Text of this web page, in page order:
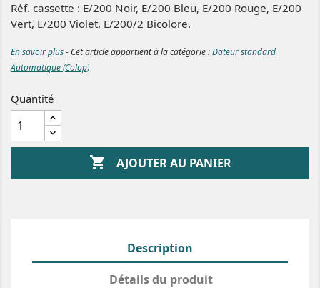
Réf. cassette : E/200 Noir, E/200 Bleu, E/200 Rouge, E/200
Vert, E/200 Violet, E/200/2 Bicolore.
En savoir plus- Cet article appartient à la catégorie :Dateur standard
Automatique (Colop)
Quantité
 AJOUTER AU PANIER
Description
Détails du produit